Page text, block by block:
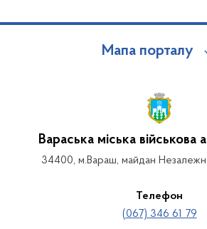
Мапа порталу
Вараська міська військова
34400, м.Вараш, майдан
Телефон
(067) 346 61 79